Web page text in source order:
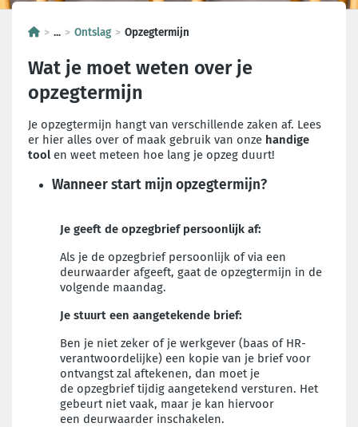
... Ontslag Opzegtermijn
Wat je moet weten over je
opzegtermijn
Je opzegtermijn hangt van verschillende zaken af. Lees
er hier alles over of maak gebruik van onze handige
toolen weet meteen hoe lang je opzeg duurt!
Wanneer start mijn opzegtermijn?
Je geeft de opzegbrief persoonlijk af:
Als je de opzegbrief persoonlijk of via een
deurwaarder afgeeft, gaat de opzegtermijn in de
volgende maandag.
Je stuurt een aangetekende brief:
Ben je niet zeker of je werkgever (baas of HR-
verantwoordelijke) een kopie van je brief voor
ontvangst zal aftekenen, dan moet je
de opzegbrief tijdig aangetekend versturen. Het
gebeurt niet vaak, maar je kan hiervoor
een deurwaarder inschakelen.